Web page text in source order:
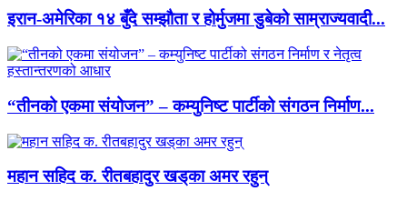
इरान-अमेरिका १४ बुँदे सम्झौता र होर्मुजमा डुबेको साम्राज्यवादी...
“तीनको एकमा संयोजन” – कम्युनिष्ट पार्टीको संगठन निर्माण...
महान सहिद क. रीतबहादुर खड्‌का अमर रहुन्